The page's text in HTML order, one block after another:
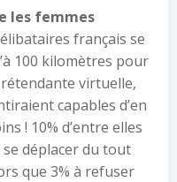
les femmes
français se
100 kilomètres pour
virtuelle,
capables d’en
! 10% d’entre elles
déplacer du tout
que 3% à refuser